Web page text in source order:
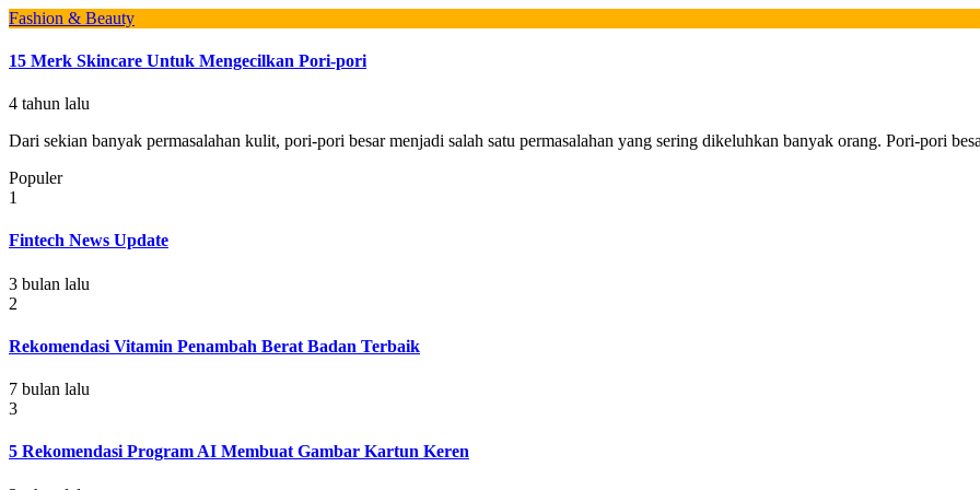
Fashion & Beauty
15 Merk Skincare Untuk Mengecilkan Pori-pori
4 tahun lalu
Dari sekian banyak permasalahan kulit, pori-pori besar menjadi salah satu permasalahan yang sering dikeluhkan banyak orang. Pori-pori
Populer
1
Fintech News Update
3 bulan lalu
2
Rekomendasi Vitamin Penambah Berat Badan Terbaik
7 bulan lalu
3
5 Rekomendasi Program AI Membuat Gambar Kartun Keren